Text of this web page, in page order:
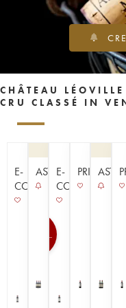
CHÂTEAU
CRU CLASSÉ IN
E-
COMMERCE
ASTAE-
COMMERCE
PRIMEURS
ASTA